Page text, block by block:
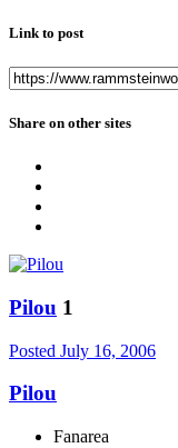
Link to post
Share on other sites
Pilou 1
Posted July 16, 2006
Pilou
Fanarea